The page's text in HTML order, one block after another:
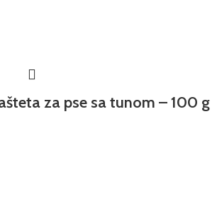
za pse sa tunom – 100 g